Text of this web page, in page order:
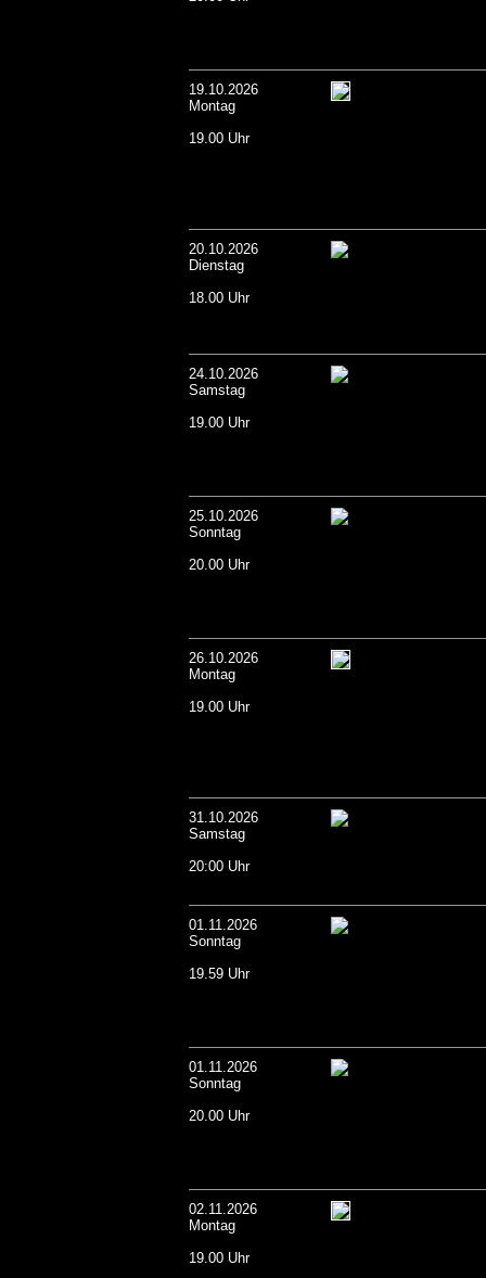
19.10.2026
Montag
19.00 Uhr
20.10.2026
Dienstag
18.00 Uhr
24.10.2026
Samstag
19.00 Uhr
25.10.2026
Sonntag
20.00 Uhr
26.10.2026
Montag
19.00 Uhr
31.10.2026
Samstag
20:00 Uhr
01.11.2026
Sonntag
19.59 Uhr
01.11.2026
Sonntag
20.00 Uhr
02.11.2026
Montag
19.00 Uhr